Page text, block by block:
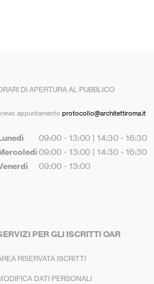
DI APERTURA AL PUBBLICO
appuntamento protocollo@architettiroma.it
09:00 - 13:00 | 14:30 - 16:30
09:00 - 13:00 | 14:30 - 16:30
09:00 - 13:00
PER GLI ISCRITTI OAR
RISERVATA ISCRITTI
DATI PERSONALI